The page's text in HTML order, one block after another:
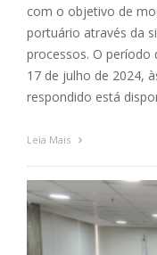
com o objetivo de
portuário através da
processos. O período
17 de julho de 2024,
respondido está
Leia Mais